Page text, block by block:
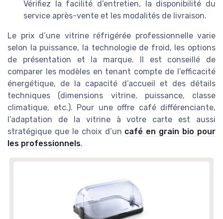
Vérifiez la facilité d’entretien, la disponibilité du
service après-vente et les modalités de livraison.
Le prix d’une vitrine réfrigérée professionnelle varie
selon la puissance, la technologie de froid, les options
de présentation et la marque. Il est conseillé de
comparer les modèles en tenant compte de l’efficacité
énergétique, de la capacité d’accueil et des détails
techniques (dimensions vitrine, puissance, classe
climatique, etc.). Pour une offre café différenciante,
l’adaptation de la vitrine à votre carte est aussi
stratégique que le choix d’un café en grain bio pour
les professionnels.